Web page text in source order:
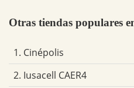
Otras tiendas populares
1. Cinépolis
2. Iusacell CAER4